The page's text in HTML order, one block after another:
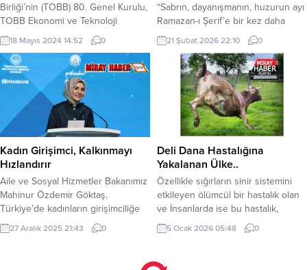
Birliği’nin (TOBB) 80. Genel Kurulu,
TOBB Ekonomi ve Teknoloji
Üniversitesi’nde geniş bir katılımla
gerçekleştirildi. Genel Kurula,
Yalova Ticaret ve Sanayi Odası
(YTSO) Yönetim Kurulu Başkanı
Cemil Demiryürek, YTSO Meclis
Başkanı Muhammet Sarıoğlu,
Yönetim Kurulu Üyeleri Tamer
Yazıcı ve Ertuğrul Evci, TOBB
Genel Kurul Delegeleri Turhan
Soysal,...
18 Mayıs 2024 14:52 0
“Sabrın, dayanışmanın, huzurun ayı
Ramazan-ı Şerif’e bir kez daha
kavuşmuş olmanın mutluluğunu
yaşıyoruz. 19 Şubat itibarıyla idrak
edeceğimiz On Bir Ayın Sultanı
Ramazan-ı Şerif’in tüm insanlık
adına hayırlara vesile olmasını
temenni ediyorum. Manevi
duyguların güçlendiği bu mübarek
ayda, oruç ibadetini yerine
getirecek olan tüm kıymetli
hemşehrilerime Rabbim’den
dayanma gücü diliyorum....
21 Şubat 2026 22:10 0
Kadın Girişimci, Kalkınmayı
Hızlandırır
Aile ve Sosyal Hizmetler Bakanımız
Mahinur Özdemir Göktaş,
Türkiye’de kadınların girişimciliğe
yön verdiğini belirterek, “Şimdi
hedef, daha fazla işletmeyi
27 Aralık 2025 21:43 0
Deli Dana Hastalığına
Yakalanan Ülke..
Özellikle sığırların sinir sistemini
etkileyen ölümcül bir hastalık olan
ve İnsanlarda ise bu hastalık,
COVİD olarak değil, varyant
Creutzfeldt-Jakob hastalığı olan ve
Dana hastalığına bir ülke yakalanır
5 Ocak 2026 05:48 0